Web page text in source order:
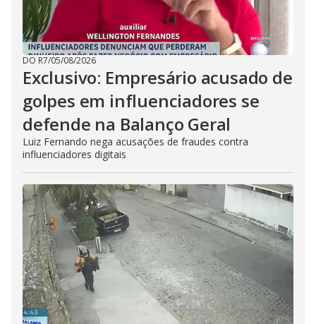
DO R7/05/08/2026
Exclusivo: Empresário acusado de
golpes em influenciadores se
defende na Balanço Geral
Luiz Fernando nega acusações de fraudes contra
influenciadores digitais